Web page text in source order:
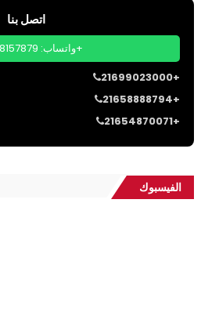
اتصل بنا
واتساب: 21698157879+
21699023000+
21658888794+
21654870071+
الفيسبوك